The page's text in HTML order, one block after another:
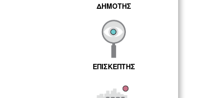
ΔΗΜΟΤΗΣ
ΕΠΙΣΚΕΠΤΗΣ